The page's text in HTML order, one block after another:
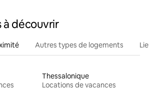
à découvrir
Autres types de logements
Thessalonique
Locations de vacances